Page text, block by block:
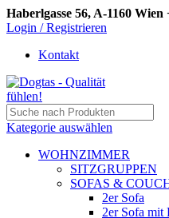
Haberlgasse 56, A-1160 Wien
Login / Registrieren
Kontakt
Kategorie auswählen
WOHNZIMMER
SITZGRUPPEN
SOFAS &
2er Sofa
2er Sofa mit